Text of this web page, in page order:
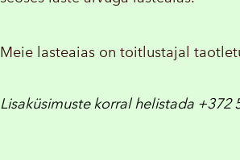
Meie lasteaias on toitlustajal
Lisaküsimuste korral helistada